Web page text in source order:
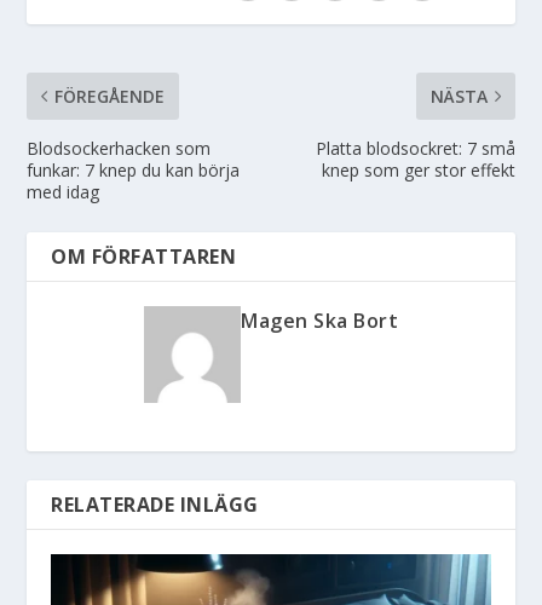
FÖREGÅENDE
Blodsockerhacken som
funkar: 7 knep du kan börja
med idag
NÄSTA
Platta blodsockret: 7 små
knep som ger stor effekt
OM FÖRFATTAREN
Magen Ska Bort
RELATERADE INLÄGG